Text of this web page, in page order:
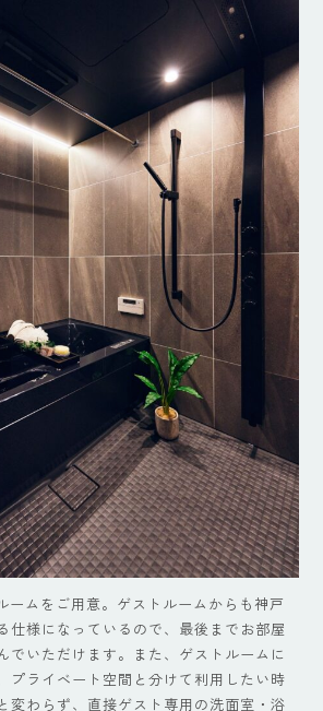
ームをご用意。ゲストルームからも神戸
仕様になっているので、最後までお部屋
でいただけます。また、ゲストルームに
プライベート空間と分けて利用したい時
変わらず、直接ゲスト専用の洗面室・浴